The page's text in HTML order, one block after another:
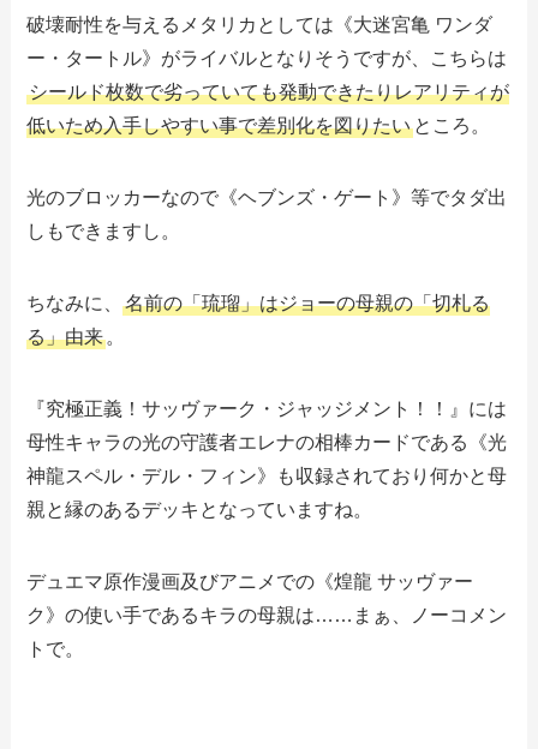
破壊耐性を与えるメタリカとしては《大迷宮亀 ワンダ
ー・タートル》がライバルとなりそうですが、こちらは
シールド枚数で劣っていても発動できたりレアリティが
低いため入手しやすい事で差別化を図りたい ところ。
光のブロッカーなので《ヘブンズ・ゲート》等でタダ出
しもできますし。
ちなみに、名前の「琉瑠」はジョーの母親の「切札る
る」由来 。
『究極正義！サッヴァーク・ジャッジメント！！』には
母性キャラの光の守護者エレナの相棒カードである《光
神龍スペル・デル・フィン》も収録されており何かと母
親と縁のあるデッキとなっていますね。
デュエマ原作漫画及びアニメでの《煌龍 サッヴァー
ク》の使い手であるキラの母親は……まぁ、ノーコメン
トで。